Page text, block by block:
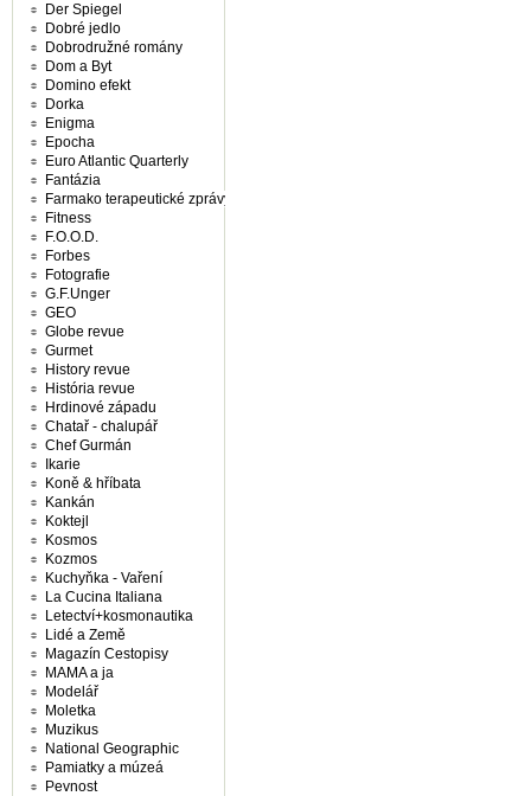
Der Spiegel
Dobré jedlo
Dobrodružné romány
Dom a Byt
Domino efekt
Dorka
Enigma
Epocha
Euro Atlantic Quarterly
Fantázia
Farmako terapeutické zprávy
Fitness
F.O.O.D.
Forbes
Fotografie
G.F.Unger
GEO
Globe revue
Gurmet
History revue
História revue
Hrdinové západu
Chatař - chalupář
Chef Gurmán
Ikarie
Koně & hříbata
Kankán
Koktejl
Kosmos
Kozmos
Kuchyňka - Vaření
La Cucina Italiana
Letectví+kosmonautika
Lidé a Země
Magazín Cestopisy
MAMA a ja
Modelář
Moletka
Muzikus
National Geographic
Pamiatky a múzeá
Pevnost